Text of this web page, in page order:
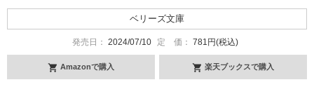
ベリーズ文庫
発売日： 2024/07/10 定 価： 781円(税込)
Amazonで購入 楽天ブックスで購入